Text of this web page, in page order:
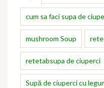
cum sa faci supa de
mushroom Soup
retetabsupa de ciuperci
Supă de ciuperci cu